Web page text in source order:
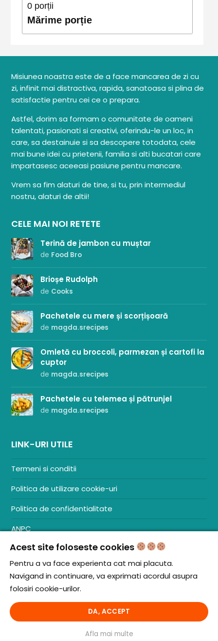
0porții
Mărime porție
Misiunea noastra este de a face mancarea de zi cu
zi, infinit mai distractiva, rapida, sanatoasa si plina de
satisfactie pentru cei ce o prepara.
Astfel, dorim sa formam o comunitate de oameni
talentati, pasionati si creativi, oferindu-le un loc, in
care, sa destainuie si sa descopere totodata, cele
mai bune idei cu prietenii, familia si alti bucatari care
impartasesc aceeasi pasiune pentru mancare.
Vrem sa fim alaturi de tine, si tu, prin intermediul
nostru, alaturi de altii!
CELE MAI NOI RETETE
Terină de jambon cu muștar
de Food Bro
Brioșe Rudolph
de Cooks
Pachetele cu mere și scorțișoară
de magda.srecipes
Omletă cu broccoli, parmezan și cartofi la
cuptor
de magda.srecipes
Pachetele cu telemea și pătrunjel
de magda.srecipes
LINK-URI UTILE
Termeni si conditii
Politica de utilizare cookie-uri
Politica de confidentialitate
ANPC
Contact
S.C. ZENCOM MEDIA GROUP SRL
J20/1379/2017
© iCooking.ro. Toate drepturile rezervate.
Acest site foloseste cookies
Pentru a va face experienta cat mai placuta.
Navigand in continuare, va exprimati acordul asupra
folosiri cookie-urilor.
DA, ACCEPT
Afla mai multe